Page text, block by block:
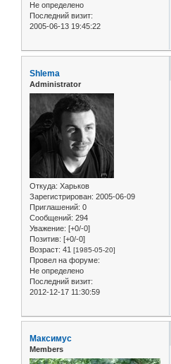
Не определено
Последний визит:
2005-06-13 19:45:22
Shlema
Administrator
Откуда: Харьков
Зарегистрирован: 2005-06-09
Приглашений: 0
Сообщений: 294
Уважение: [+0/-0]
Позитив: [+0/-0]
Возраст: 41 [1985-05-20]
Провел на форуме:
Не определено
Последний визит:
2012-12-17 11:30:59
Максимус
Members